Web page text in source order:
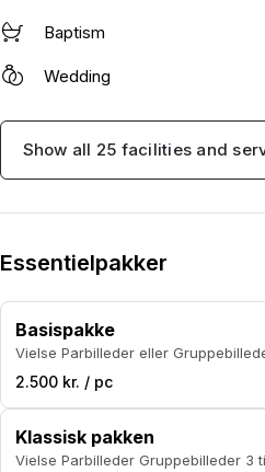
Baptism
Wedding
Show all 25 facilities and
Essentielpakker
Basispakke
2.500 kr. / pc
Klassisk pakken